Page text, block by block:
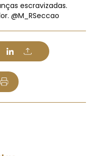
escravizadas.
@M_RSeccao